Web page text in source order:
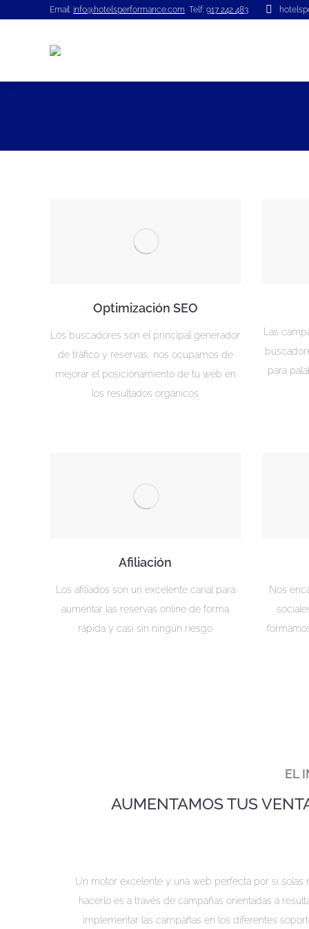
Email: info@hotelsperformance.com Telf: 917 242 483
Optimización SEO
Los buscadores son el principal generador
de tráfico y reservas, nos ocupamos de
mejorar el posicionamiento de tu web en
los resultados orgánicos
Las
para
Afiliación
Los afiliados son un excelente canal para
aumentar las reservas online de forma
rápida y casi sin ningún riesgo
Nos
EL
AUMENTAMOS TUS
Un motor excelente y una web perfecta por si solas
hacerlo es a través de campañas orientadas a
implementar las campañas en los diferentes